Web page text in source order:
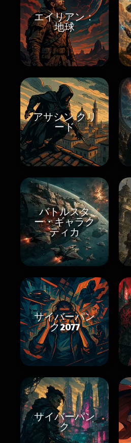
エイリアン：
地球
アサシン クリ
ード
バトルスタ
ー・ギャラク
ティカ
サイバーパン
ク2077
サイバーパン
ク